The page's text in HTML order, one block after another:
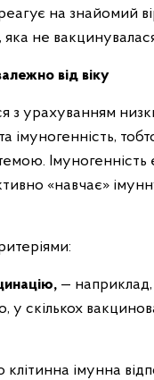
на знайомий
не
від віку
з урахуванням
імуногенність,
«навчає»
— наприклад,
у скількох
клітинна імунна